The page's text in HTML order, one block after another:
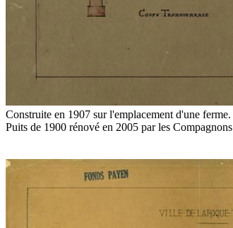
Construite en 1907 sur l'emplacement d'une ferme.
Puits de 1900 rénové en 2005 par les Compagnons